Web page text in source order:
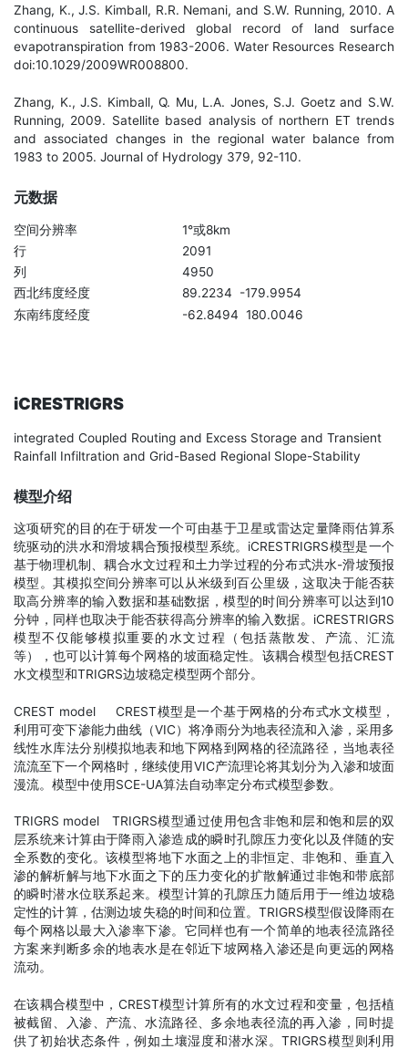
Zhang, K., J.S. Kimball, R.R. Nemani, and S.W. Running, 2010. A
continuous satellite-derived global record of land surface
evapotranspiration from 1983-2006. Water Resources Research
doi:10.1029/2009WR008800.
Zhang, K., J.S. Kimball, Q. Mu, L.A. Jones, S.J. Goetz and S.W.
Running, 2009. Satellite based analysis of northern ET trends
and associated changes in the regional water balance from
1983 to 2005. Journal of Hydrology 379, 92-110.
元数据
空间分辨率
1°或8km
行
2091
列
4950
西北纬度经度
89.2234 -179.9954
东南纬度经度
-62.8494 180.0046
iCRESTRIGRS
integrated Coupled Routing and Excess Storage and Transient
Rainfall Infiltration and Grid-Based Regional Slope-Stability
模型介绍
这项研究的目的在于研发一个可由基于卫星或雷达定量降雨估算系
统驱动的洪水和滑坡耦合预报模型系统。iCRESTRIGRS模型是一个
基于物理机制、耦合水文过程和土力学过程的分布式洪水-滑坡预报
模型。其模拟空间分辨率可以从米级到百公里级，这取决于能否获
取高分辨率的输入数据和基础数据，模型的时间分辨率可以达到10
分钟，同样也取决于能否获得高分辨率的输入数据。iCRESTRIGRS
模型不仅能够模拟重要的水文过程（包括蒸散发、产流、汇流
等），也可以计算每个网格的坡面稳定性。该耦合模型包括CREST
水文模型和TRIGRS边坡稳定模型两个部分。
CREST model CREST模型是一个基于网格的分布式水文模型，
利用可变下渗能力曲线（VIC）将净雨分为地表径流和入渗，采用多
线性水库法分别模拟地表和地下网格到网格的径流路径，当地表径
流流至下一个网格时，继续使用VIC产流理论将其划分为入渗和坡面
漫流。模型中使用SCE-UA算法自动率定分布式模型参数。
TRIGRS model TRIGRS模型通过使用包含非饱和层和饱和层的双
层系统来计算由于降雨入渗造成的瞬时孔隙压力变化以及伴随的安
全系数的变化。该模型将地下水面之上的非恒定、非饱和、垂直入
渗的解析解与地下水面之下的压力变化的扩散解通过非饱和带底部
的瞬时潜水位联系起来。模型计算的孔隙压力随后用于一维边坡稳
定性的计算，估测边坡失稳的时间和位置。TRIGRS模型假设降雨在
每个网格以最大入渗率下渗。它同样也有一个简单的地表径流路径
方案来判断多余的地表水是在邻近下坡网格入渗还是向更远的网格
流动。
在该耦合模型中，CREST模型计算所有的水文过程和变量，包括植
被截留、入渗、产流、水流路径、多余地表径流的再入渗，同时提
供了初始状态条件，例如土壤湿度和潜水深。TRIGRS模型则利用